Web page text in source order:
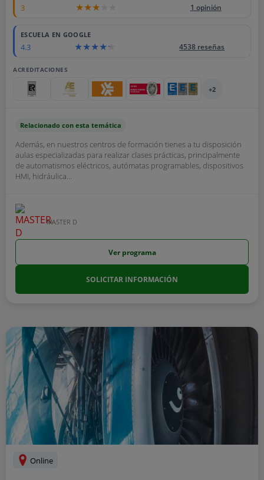
3 1 opinión
ESCUELA EN GOOGLE
4.3 4538 reseñas
ACREDITACIONES
+2
Relacionado con esta temática
Además, en nuestros centros de formación tienes a tu disposición
aulas especializadas para realizar clases prácticas, principalmente
de automatismos eléctricos, autómatas programables, dispositivos
HMI, hidráulica...
MASTER D
Ver programa
SOLICITAR INFORMACIÓN
Online